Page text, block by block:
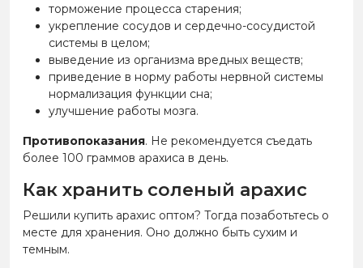
торможение процесса старения;
укрепление сосудов и сердечно-сосудистой
системы в целом;
выведение из организма вредных веществ;
приведение в норму работы нервной системы
нормализация функции сна;
улучшение работы мозга.
Противопоказания. Не рекомендуется съедать
более 100 граммов арахиса в день.
Как хранить соленый арахис
Решили купить арахис оптом? Тогда позаботьтесь о
месте для хранения. Оно должно быть сухим и
темным.